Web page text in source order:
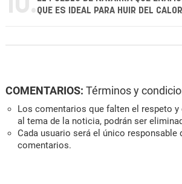
QUE ES IDEAL PARA HUIR DEL
COMENTARIOS: Términos y
Los comentarios que falten el respeto y
al tema de la noticia, podrán ser
Cada usuario será el único responsable
comentarios.